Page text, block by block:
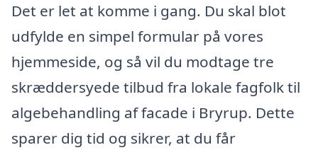
Det er let at komme i gang. Du skal blot
udfylde en simpel formular på vores
hjemmeside, og så vil du modtage tre
skræddersyede tilbud fra lokale fagfolk til
algebehandling af facade i Bryrup. Dette
sparer dig tid og sikrer, at du får